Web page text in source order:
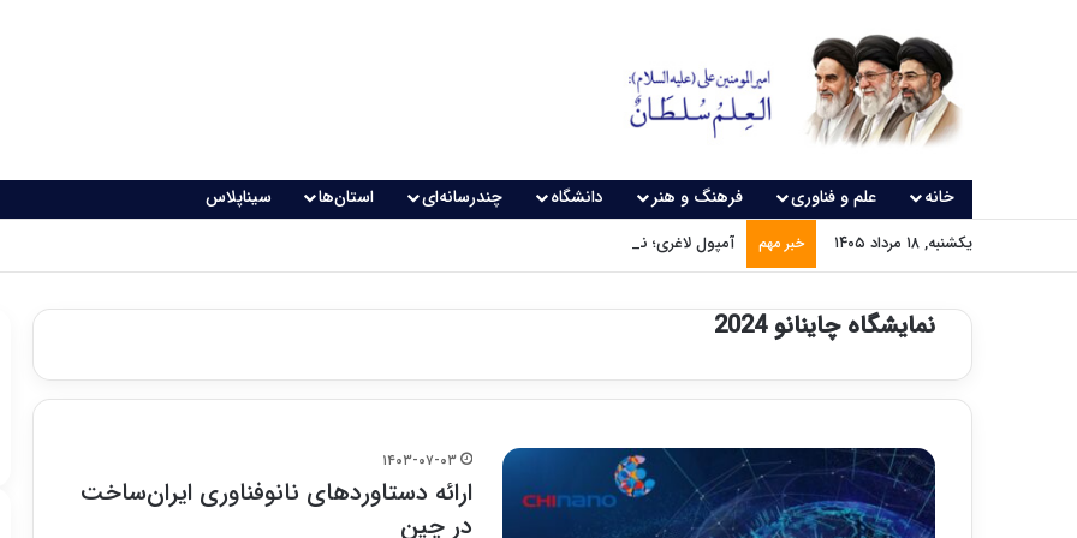
خانه علم و فناوری فرهنگ و هنر دانشگاه چندرسانه‌ای استان‌ها سیناپلاس
یکشنبه, ۱۸ مرداد ۱۴۰۵ خبر مهم آمپول لاغری؛ نسخه‌ای که بدون تغذیه خطرناک می‌شود
نمایشگاه چاینانو 2024
۱۴۰۳-۰۷-۰۳
ارائه دستاوردهای نانوفناوری ایران‌ساخت
در چین